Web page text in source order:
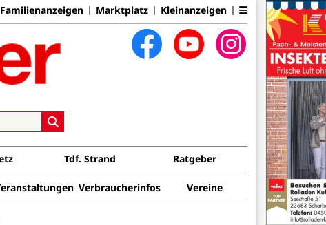
Familienanzeigen Marktplatz Kleinanzeigen
Tdf. Strand Ratgeber
Verbraucherinfos Vereine